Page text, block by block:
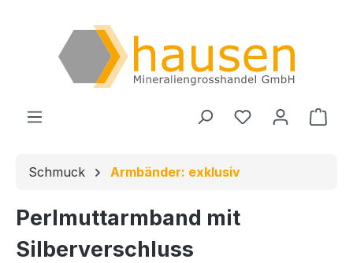
Du hast 0
Schmuck Armbänder: exklusiv
Perlmuttarmband mit
Silberverschluss